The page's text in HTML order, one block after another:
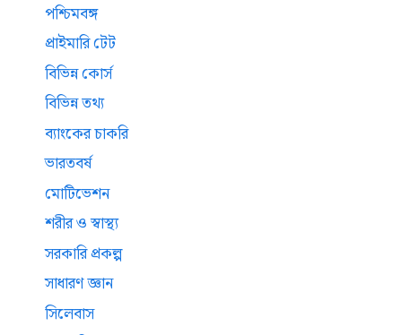
পশ্চিমবঙ্গ
প্রাইমারি টেট
বিভিন্ন কোর্স
বিভিন্ন তথ্য
ব্যাংকের চাকরি
ভারতবর্ষ
মোটিভেশন
শরীর ও স্বাস্থ্য
সরকারি প্রকল্প
সাধারণ জ্ঞান
সিলেবাস